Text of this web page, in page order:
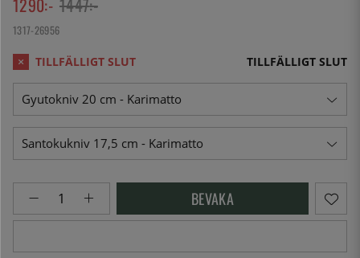
1447:-
1290:-
1317-26956
TILLFÄLLIGT SLUT
BEVAKA